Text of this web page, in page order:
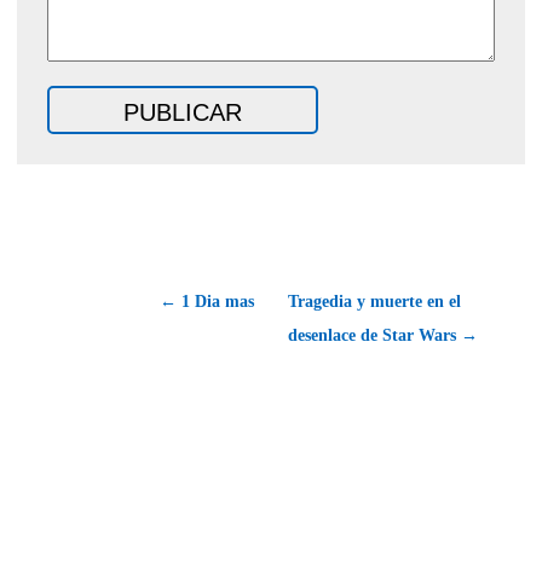
← 1 Dia mas
Tragedia y muerte en el
desenlace de Star Wars →